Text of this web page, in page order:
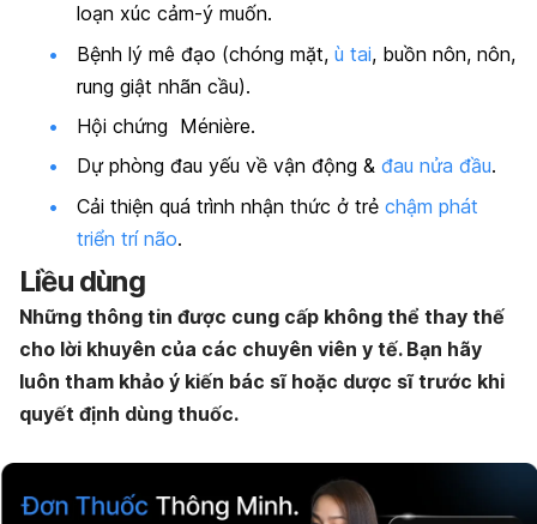
loạn xúc cảm-ý muốn.
Bệnh lý mê đạo (chóng mặt, ù tai, buồn nôn, nôn,
rung giật nhãn cầu).
Hội chứng Ménière.
Dự phòng đau yếu về vận động & đau nửa đầu.
Cải thiện quá trình nhận thức ở trẻ chậm phát
triển trí não.
Liều dùng
Những thông tin được cung cấp không thể thay thế
cho lời khuyên của các chuyên viên y tế. Bạn hãy
luôn tham khảo ý kiến bác sĩ hoặc dược sĩ trước khi
quyết định dùng thuốc.